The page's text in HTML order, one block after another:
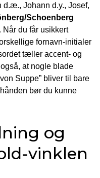
Johann d.y., Josef,
Schoenberg
Når du får usikkert
fornavn-initialer
tæller accent- og
at nogle blade
Suppe” bliver til bare
bør du kunne
og
vinklen